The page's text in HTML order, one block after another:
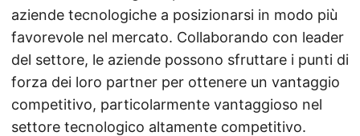
aziende tecnologiche a posizionarsi in modo più
favorevole nel mercato. Collaborando con leader
del settore, le aziende possono sfruttare i punti di
forza dei loro partner per ottenere un vantaggio
competitivo, particolarmente vantaggioso nel
settore tecnologico altamente competitivo.